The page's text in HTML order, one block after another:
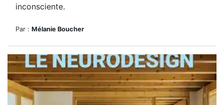
inconsciente.
Par : Mélanie Boucher